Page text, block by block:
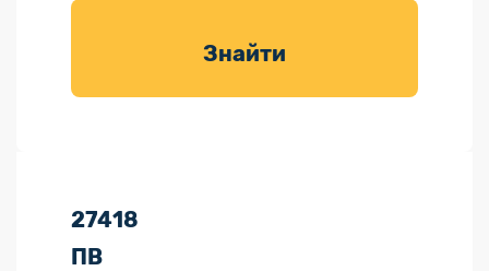
товарів для
Знайти
27418
ПВ